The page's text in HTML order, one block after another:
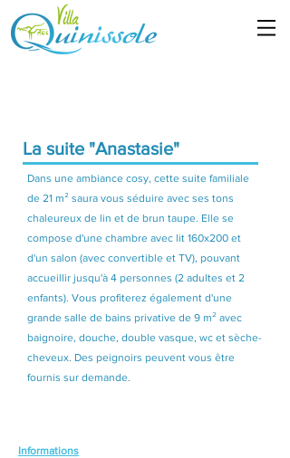
La suite "Anastasie"
Dans une ambiance cosy, cette suite familiale
de 21 m² saura vous séduire avec ses tons
chaleureux de lin et de brun taupe. Elle se
compose d'une chambre avec lit 160x200 et
d'un salon (avec convertible et TV), pouvant
accueillir jusqu'à 4 personnes (2 adultes et 2
enfants). Vous profiterez également d'une
grande salle de bains privative de 9 m² avec
baignoire, douche, double vasque, wc et sèche-
cheveux. Des peignoirs peuvent vous être
fournis sur demande.
Informations